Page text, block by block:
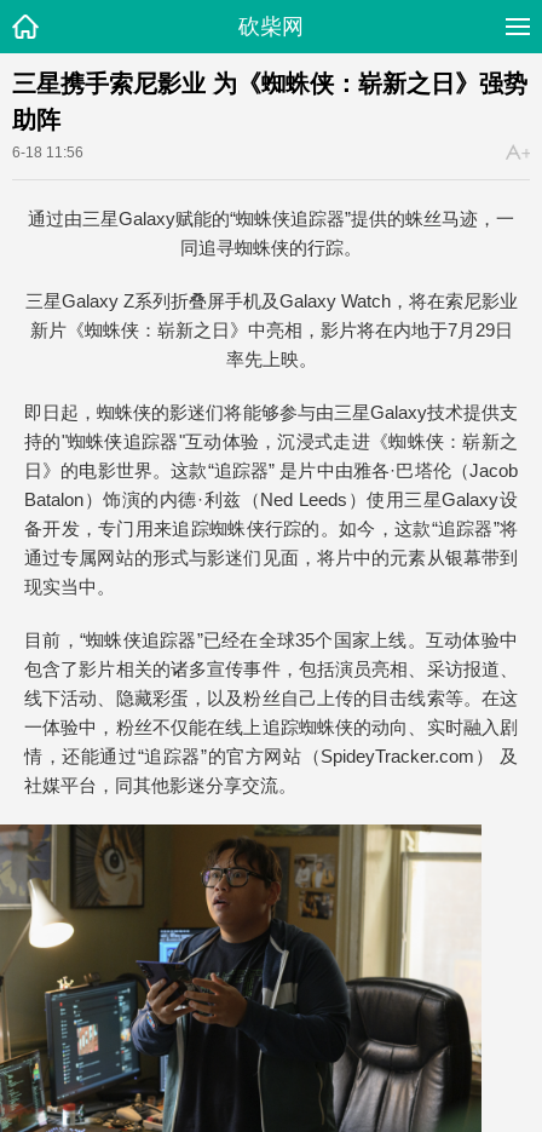
砍柴网
三星携手索尼影业 为《蜘蛛侠：崭新之日》强势
助阵
6-18 11:56
通过由三星Galaxy赋能的“蜘蛛侠追踪器”提供的蛛丝马迹，一
同追寻蜘蛛侠的行踪。
三星Galaxy Z系列折叠屏手机及Galaxy Watch，将在索尼影业
新片《蜘蛛侠：崭新之日》中亮相，影片将在内地于7月29日
率先上映。
即日起，蜘蛛侠的影迷们将能够参与由三星Galaxy技术提供支
持的"蜘蛛侠追踪器"互动体验，沉浸式走进《蜘蛛侠：崭新之
日》的电影世界。这款“追踪器” 是片中由雅各·巴塔伦（Jacob
Batalon）饰演的内德·利兹（Ned Leeds）使用三星Galaxy设
备开发，专门用来追踪蜘蛛侠行踪的。如今，这款“追踪器”将
通过专属网站的形式与影迷们见面，将片中的元素从银幕带到
现实当中。
目前，“蜘蛛侠追踪器”已经在全球35个国家上线。互动体验中
包含了影片相关的诸多宣传事件，包括演员亮相、采访报道、
线下活动、隐藏彩蛋，以及粉丝自己上传的目击线索等。在这
一体验中，粉丝不仅能在线上追踪蜘蛛侠的动向、实时融入剧
情，还能通过“追踪器”的官方网站（SpideyTracker.com） 及
社媒平台，同其他影迷分享交流。